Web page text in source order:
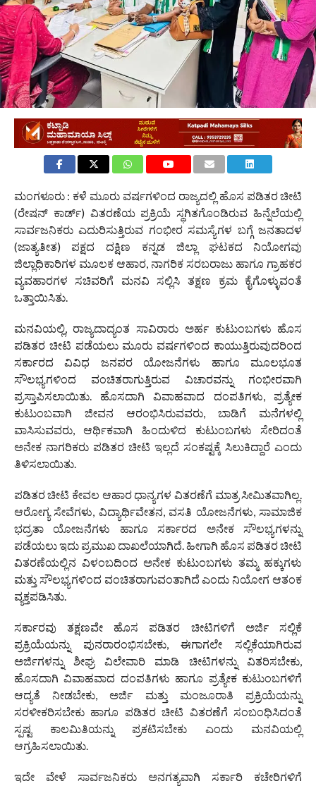
ಮಂಗಳೂರು : ಕಳೆ ಮೂರು ವರ್ಷಗಳಿಂದ ರಾಜ್ಯದಲ್ಲಿ ಹೊಸ ಪಡಿತರ ಚೀಟಿ
(ರೇಷನ್ ಕಾರ್ಡ್) ವಿತರಣೆಯ ಪ್ರಕ್ರಿಯೆ ಸ್ಥಗಿತಗೊಂಡಿರುವ ಹಿನ್ನೆಲೆಯಲ್ಲಿ
ಸಾರ್ವಜನಿಕರು ಎದುರಿಸುತ್ತಿರುವ ಗಂಭೀರ ಸಮಸ್ಯೆಗಳ ಬಗ್ಗೆ ಜನತಾದಳ
(ಜಾತ್ಯತೀತ) ಪಕ್ಷದ ದಕ್ಷಿಣ ಕನ್ನಡ ಜಿಲ್ಲಾ ಘಟಕದ ನಿಯೋಗವು
ಜಿಲ್ಲಾಧಿಕಾರಿಗಳ ಮೂಲಕ ಆಹಾರ, ನಾಗರಿಕ ಸರಬರಾಜು ಹಾಗೂ ಗ್ರಾಹಕರ
ವ್ಯವಹಾರಗಳ ಸಚಿವರಿಗೆ ಮನವಿ ಸಲ್ಲಿಸಿ ತಕ್ಷಣ ಕ್ರಮ ಕೈಗೊಳ್ಳುವಂತೆ
ಒತ್ತಾಯಿಸಿತು.
ಮನವಿಯಲ್ಲಿ, ರಾಜ್ಯದಾದ್ಯಂತ ಸಾವಿರಾರು ಅರ್ಹ ಕುಟುಂಬಗಳು ಹೊಸ
ಪಡಿತರ ಚೀಟಿ ಪಡೆಯಲು ಮೂರು ವರ್ಷಗಳಿಂದ ಕಾಯುತ್ತಿರುವುದರಿಂದ
ಸರ್ಕಾರದ ವಿವಿಧ ಜನಪರ ಯೋಜನೆಗಳು ಹಾಗೂ ಮೂಲಭೂತ
ಸೌಲಭ್ಯಗಳಿಂದ ವಂಚಿತರಾಗುತ್ತಿರುವ ವಿಚಾರವನ್ನು ಗಂಭೀರವಾಗಿ
ಪ್ರಸ್ತಾಪಿಸಲಾಯಿತು. ಹೊಸದಾಗಿ ವಿವಾಹವಾದ ದಂಪತಿಗಳು, ಪ್ರತ್ಯೇಕ
ಕುಟುಂಬವಾಗಿ ಜೀವನ ಆರಂಭಿಸಿರುವವರು, ಬಾಡಿಗೆ ಮನೆಗಳಲ್ಲಿ
ವಾಸಿಸುವವರು, ಆರ್ಥಿಕವಾಗಿ ಹಿಂದುಳಿದ ಕುಟುಂಬಗಳು ಸೇರಿದಂತೆ
ಅನೇಕ ನಾಗರಿಕರು ಪಡಿತರ ಚೀಟಿ ಇಲ್ಲದೆ ಸಂಕಷ್ಟಕ್ಕೆ ಸಿಲುಕಿದ್ದಾರೆ ಎಂದು
ತಿಳಿಸಲಾಯಿತು.
ಪಡಿತರ ಚೀಟಿ ಕೇವಲ ಆಹಾರ ಧಾನ್ಯಗಳ ವಿತರಣೆಗೆ ಮಾತ್ರ ಸೀಮಿತವಾಗಿಲ್ಲ.
ಆರೋಗ್ಯ ಸೇವೆಗಳು, ವಿದ್ಯಾರ್ಥಿವೇತನ, ವಸತಿ ಯೋಜನೆಗಳು, ಸಾಮಾಜಿಕ
ಭದ್ರತಾ ಯೋಜನೆಗಳು ಹಾಗೂ ಸರ್ಕಾರದ ಅನೇಕ ಸೌಲಭ್ಯಗಳನ್ನು
ಪಡೆಯಲು ಇದು ಪ್ರಮುಖ ದಾಖಲೆಯಾಗಿದೆ. ಹೀಗಾಗಿ ಹೊಸ ಪಡಿತರ ಚೀಟಿ
ವಿತರಣೆಯಲ್ಲಿನ ವಿಳಂಬದಿಂದ ಅನೇಕ ಕುಟುಂಬಗಳು ತಮ್ಮ ಹಕ್ಕುಗಳು
ಮತ್ತು ಸೌಲಭ್ಯಗಳಿಂದ ವಂಚಿತರಾಗುವಂತಾಗಿದೆ ಎಂದು ನಿಯೋಗ ಆತಂಕ
ವ್ಯಕ್ತಪಡಿಸಿತು.
ಸರ್ಕಾರವು ತಕ್ಷಣವೇ ಹೊಸ ಪಡಿತರ ಚೀಟಿಗಳಿಗೆ ಅರ್ಜಿ ಸಲ್ಲಿಕೆ
ಪ್ರಕ್ರಿಯೆಯನ್ನು ಪುನರಾರಂಭಿಸಬೇಕು, ಈಗಾಗಲೇ ಸಲ್ಲಿಕೆಯಾಗಿರುವ
ಅರ್ಜಿಗಳನ್ನು ಶೀಘ್ರ ವಿಲೇವಾರಿ ಮಾಡಿ ಚೀಟಿಗಳನ್ನು ವಿತರಿಸಬೇಕು,
ಹೊಸದಾಗಿ ವಿವಾಹವಾದ ದಂಪತಿಗಳು ಹಾಗೂ ಪ್ರತ್ಯೇಕ ಕುಟುಂಬಗಳಿಗೆ
ಆದ್ಯತೆ ನೀಡಬೇಕು, ಅರ್ಜಿ ಮತ್ತು ಮಂಜೂರಾತಿ ಪ್ರಕ್ರಿಯೆಯನ್ನು
ಸರಳೀಕರಿಸಬೇಕು ಹಾಗೂ ಪಡಿತರ ಚೀಟಿ ವಿತರಣೆಗೆ ಸಂಬಂಧಿಸಿದಂತೆ
ಸ್ಪಷ್ಟ ಕಾಲಮಿತಿಯನ್ನು ಪ್ರಕಟಿಸಬೇಕು ಎಂದು ಮನವಿಯಲ್ಲಿ
ಆಗ್ರಹಿಸಲಾಯಿತು.
ಇದೇ ವೇಳೆ ಸಾರ್ವಜನಿಕರು ಅನಗತ್ಯವಾಗಿ ಸರ್ಕಾರಿ ಕಚೇರಿಗಳಿಗೆ